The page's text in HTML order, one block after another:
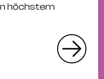
höchstem